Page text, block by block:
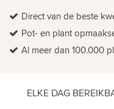
Direct van de beste
Pot- en plant
Al meer dan 100.000
ELKE DAG